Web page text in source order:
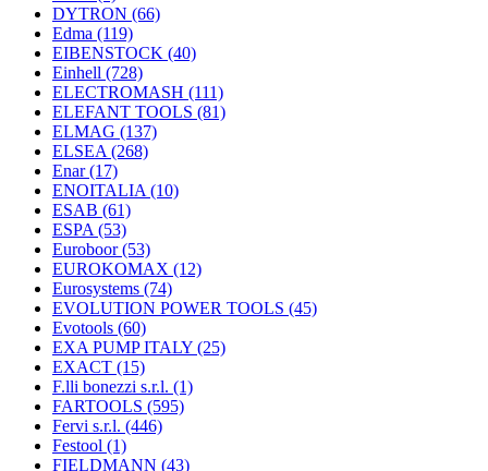
DYTRON (66)
Edma (119)
EIBENSTOCK (40)
Einhell (728)
ELECTROMASH (111)
ELEFANT TOOLS (81)
ELMAG (137)
ELSEA (268)
Enar(17)
ENOITALIA (10)
ESAB (61)
ESPA (53)
Euroboor(53)
EUROKOMAX (12)
Eurosystems (74)
EVOLUTION POWER TOOLS (45)
Evotools (60)
EXA PUMP ITALY (25)
EXACT (15)
F.lli bonezzi s.r.l. (1)
FARTOOLS (595)
Fervi s.r.l. (446)
Festool (1)
FIELDMANN (43)